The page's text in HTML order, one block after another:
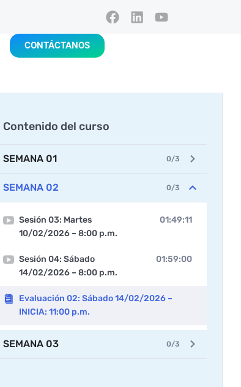
CONTÁCTANOS
Contenido del curso
SEMANA 01 0/3
SEMANA 02 0/3
Sesión 03: Martes
10/02/2026 – 8:00 p.m.
01:49:11
Sesión 04: Sábado
14/02/2026 – 8:00 p.m.
01:59:00
Evaluación 02: Sábado 14/02/2026 –
INICIA: 11:00 p.m.
SEMANA 03 0/3